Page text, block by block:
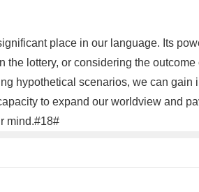
place in our language. Its
the lottery, or considering the
hypothetical scenarios, we can
to expand our worldview and
mind.#18#